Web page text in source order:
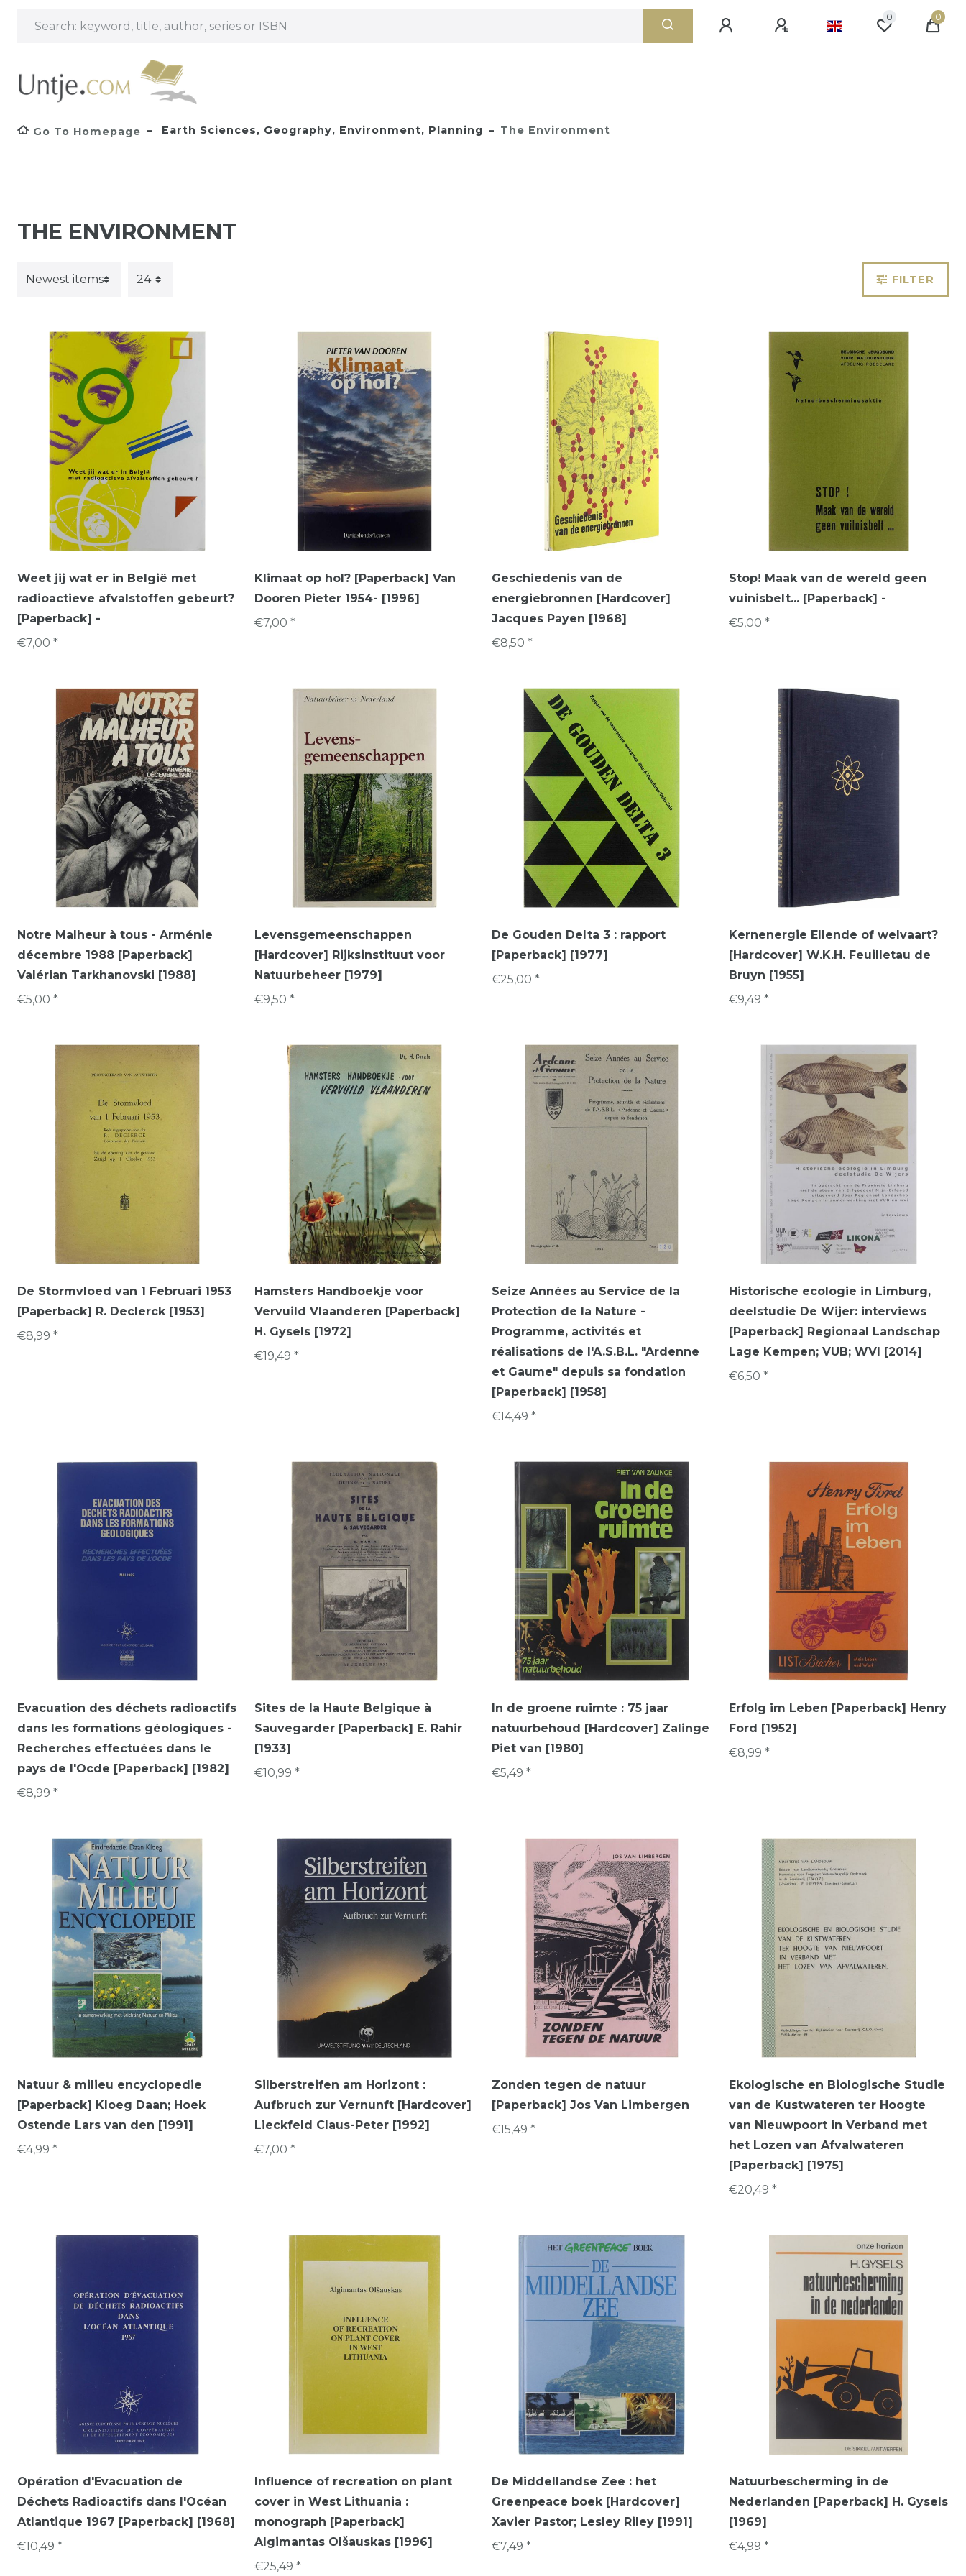
0 0
Go To Homepage Earth Sciences, Geography, Environment, Planning The Environment
THE ENVIRONMENT
FILTER
Weet jij wat er in België met
radioactieve afvalstoffen gebeurt?
[Paperback] -
€7,00 *
Klimaat op hol? [Paperback] Van
Dooren Pieter 1954- [1996]
€7,00 *
Geschiedenis van de
energiebronnen [Hardcover]
Jacques Payen [1968]
€8,50 *
Stop! Maak van de wereld geen
vuinisbelt... [Paperback] -
€5,00 *
Notre Malheur à tous - Arménie
décembre 1988 [Paperback]
Valérian Tarkhanovski [1988]
€5,00 *
Levensgemeenschappen
[Hardcover] Rijksinstituut voor
Natuurbeheer [1979]
€9,50 *
De Gouden Delta 3 : rapport
[Paperback] [1977]
€25,00 *
Kernenergie Ellende of welvaart?
[Hardcover] W.K.H. Feuilletau de
Bruyn [1955]
€9,49 *
De Stormvloed van 1 Februari 1953
[Paperback] R. Declerck [1953]
€8,99 *
Hamsters Handboekje voor
Vervuild Vlaanderen [Paperback]
H. Gysels [1972]
€19,49 *
Seize Années au Service de la
Protection de la Nature -
Programme, activités et
réalisations de l'A.S.B.L. "Ardenne
et Gaume" depuis sa fondation
[Paperback] [1958]
€14,49 *
Historische ecologie in Limburg,
deelstudie De Wijer: interviews
[Paperback] Regionaal Landschap
Lage Kempen; VUB; WVI [2014]
€6,50 *
Evacuation des déchets radioactifs
dans les formations géologiques -
Recherches effectuées dans le
pays de l'Ocde [Paperback] [1982]
€8,99 *
Sites de la Haute Belgique à
Sauvegarder [Paperback] E. Rahir
[1933]
€10,99 *
In de groene ruimte : 75 jaar
natuurbehoud [Hardcover] Zalinge
Piet van [1980]
€5,49 *
Erfolg im Leben [Paperback] Henry
Ford [1952]
€8,99 *
Natuur & milieu encyclopedie
[Paperback] Kloeg Daan; Hoek
Ostende Lars van den [1991]
€4,99 *
Silberstreifen am Horizont :
Aufbruch zur Vernunft [Hardcover]
Lieckfeld Claus-Peter [1992]
€7,00 *
Zonden tegen de natuur
[Paperback] Jos Van Limbergen
€15,49 *
Ekologische en Biologische Studie
van de Kustwateren ter Hoogte
van Nieuwpoort in Verband met
het Lozen van Afvalwateren
[Paperback] [1975]
€20,49 *
Opération d'Evacuation de
Déchets Radioactifs dans l'Océan
Atlantique 1967 [Paperback] [1968]
€10,49 *
Influence of recreation on plant
cover in West Lithuania :
monograph [Paperback]
Algimantas Olšauskas [1996]
€25,49 *
De Middellandse Zee : het
Greenpeace boek [Hardcover]
Xavier Pastor; Lesley Riley [1991]
€7,49 *
Natuurbescherming in de
Nederlanden [Paperback] H. Gysels
[1969]
€4,99 *